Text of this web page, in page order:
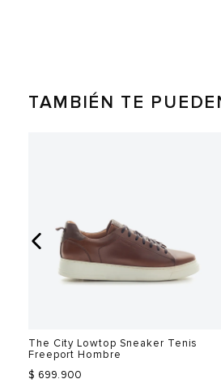
TAMBIÉN TE
The City Lowtop Sneaker Tenis
Freeport Hombre
$ 699.900